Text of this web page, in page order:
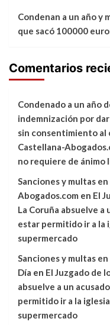
Condenan a un año y
que sacó 100000
Comentarios
Condenado a un año
indemnización por
sin consentimiento al
Castellana-
no requiere de ánimo
Sanciones y multas
Abogados.com en El
La Coruña absuelve
estar permitido ir a la
supermercado
Sanciones y multas
Día en El Juzgado de
absuelve a un
permitido ir a la
supermercado